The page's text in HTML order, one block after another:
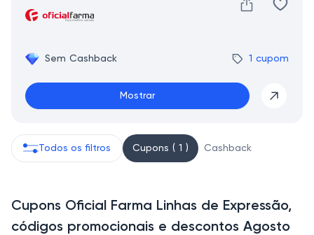
Sem Cashback 1 cupom
Mostrar
Todos os filtros Cupons ( 1 ) Cashback
Cupons Oficial Farma Linhas de Expressão,
códigos promocionais e descontos Agosto